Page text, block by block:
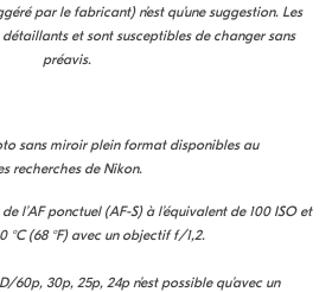
par le fabricant) n’est qu’une suggestion. Les
et sont susceptibles de changer sans
préavis.
sans miroir plein format disponibles au
recherches de Nikon.
l’AF ponctuel (AF-S) à l’équivalent de 100 ISO et
°C (68 °F) avec un objectif f/1,2.
60p, 30p, 25p, 24p n’est possible qu’avec un